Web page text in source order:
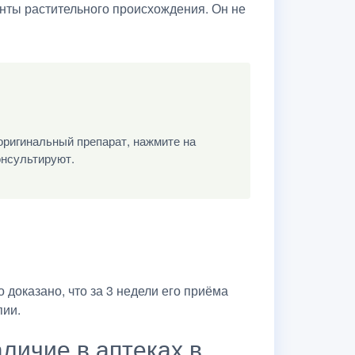
растительного происхождения. Он не
препарат, нажмите на
что за 3 недели его приёма
в аптеках в